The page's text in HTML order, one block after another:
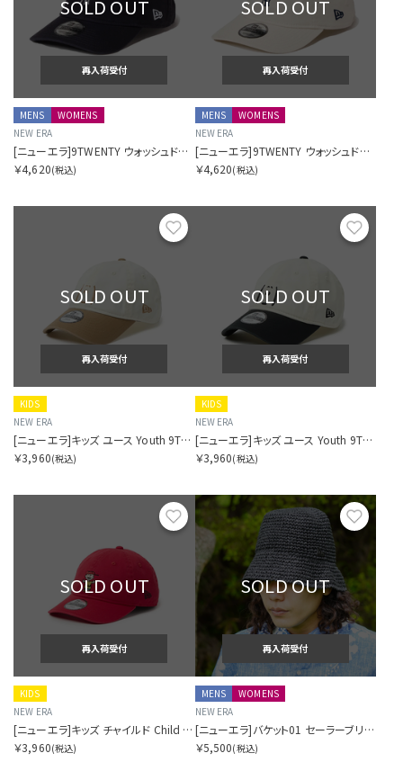
SOLD OUT
再入荷受付
MENS
WOMENS
NEW ERA
[ニューエラ]9TWENTY ウォッシュドコットン ミニロゴ Mini Logo ニューヨーク・ヤンキース ネイビー/ホワイト
￥4,620(税込)
SOLD OUT
再入荷受付
MENS
WOMENS
NEW ERA
[ニューエラ]9TWENTY ウォッシュドコットン ミニロゴ Mini Logo ニューヨーク・ヤンキース アイボリー/ミッドナイトネイビー
￥4,620(税込)
お気に入り
SOLD OUT
再入荷受付
KIDS
NEW ERA
[ニューエラ]キッズ ユース Youth 9TWENTY Vintage PEANUTS ピーナッツ 2-Tone クロームホワイト/カーキ
￥3,960(税込)
SOLD OUT
再入荷受付
KIDS
NEW ERA
[ニューエラ]キッズ ユース Youth 9TWENTY Vintage PEANUTS ピーナッツ 2-Tone クロームホワイト/ブラック
￥3,960(税込)
お気に入り
SOLD OUT
再入荷受付
KIDS
NEW ERA
[ニューエラ]キッズ チャイルド Child 9TWENTY Vintage PEANUTS ピーナッツ チャーリー・ブラウン スカーレット
￥3,960(税込)
SOLD OUT
再入荷受付
MENS
WOMENS
NEW ERA
[ニューエラ]バケット01 セーラーブリム ペーパークロシェハット Paper Crochet Hat ブラック
￥5,500(税込)